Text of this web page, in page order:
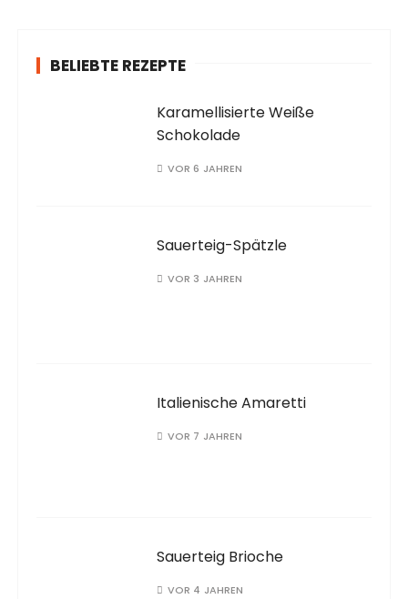
BELIEBTE REZEPTE
Karamellisierte Weiße
Schokolade
VOR 6 JAHREN
Sauerteig-Spätzle
VOR 3 JAHREN
Italienische Amaretti
VOR 7 JAHREN
Sauerteig Brioche
VOR 4 JAHREN